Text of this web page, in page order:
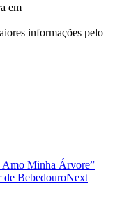
em
informações pelo
Amo Minha Árvore”
de BebedouroNext